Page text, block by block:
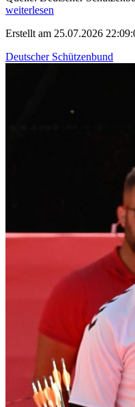
weiterlesen
Erstellt am 25.07.2026
Deutscher Schützenbund